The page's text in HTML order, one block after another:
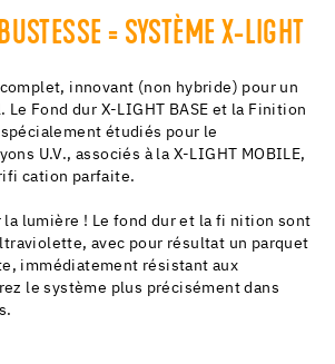
= SYSTÈME X-LIGHT
innovant (non hybride) pour un
Fond dur X-LIGHT BASE et la Finition
spécialement étudiés pour le
U.V., associés à la X-LIGHT MOBILE,
cation parfaite.
la lumière ! Le fond dur et la fi nition sont
avec pour résultat un parquet
immédiatement résistant aux
le système plus précisément dans